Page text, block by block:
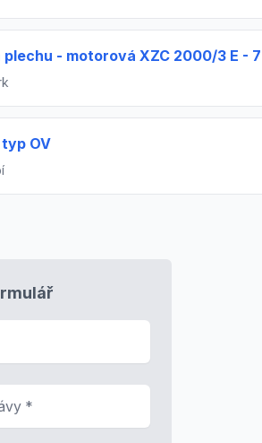
- motorová XZC 2000/3 E - 7
OV